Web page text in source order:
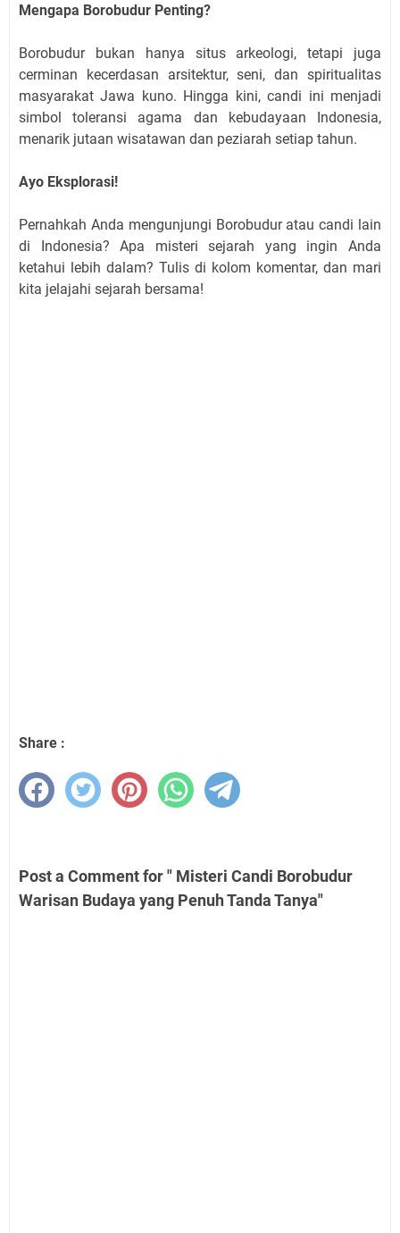
Mengapa Borobudur Penting?
Borobudur bukan hanya situs arkeologi, tetapi juga
cerminan kecerdasan arsitektur, seni, dan spiritualitas
masyarakat Jawa kuno. Hingga kini, candi ini menjadi
simbol toleransi agama dan kebudayaan Indonesia,
menarik jutaan wisatawan dan peziarah setiap tahun.
Ayo Eksplorasi!
Pernahkah Anda mengunjungi Borobudur atau candi lain
di Indonesia? Apa misteri sejarah yang ingin Anda
ketahui lebih dalam? Tulis di kolom komentar, dan mari
kita jelajahi sejarah bersama!
Share :
Post a Comment for " Misteri Candi Borobudur
Warisan Budaya yang Penuh Tanda Tanya"